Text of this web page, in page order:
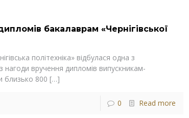
бакалаврам «Чернігівської
політехніка» відбулася одна з
нагоди вручення дипломів випускникам-
близько 800 […]
0 Read more